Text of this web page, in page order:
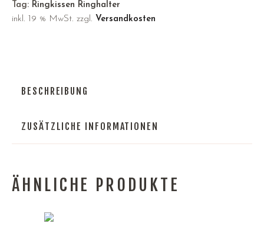
Tag: Ringkissen Ringhalter
inkl. 19 % MwSt. zzgl. Versandkosten
BESCHREIBUNG
ZUSÄTZLICHE INFORMATIONEN
ÄHNLICHE PRODUKTE